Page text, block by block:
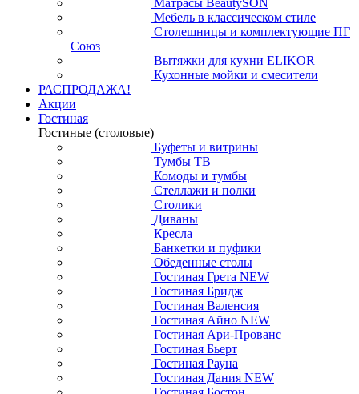
Мебель в классическом стиле
Столешницы и комплектующие ПГ
Союз
Вытяжки для кухни ELIKOR
Кухонные мойки и смесители
РАСПРОДАЖА!
Акции
Гостиная
Гостиные (столовые)
Буфеты и витрины
Тумбы ТВ
Комоды и тумбы
Стеллажи и полки
Столики
Диваны
Кресла
Банкетки и пуфики
Обеденные столы
Гостиная Грета NEW
Гостиная Бридж
Гостиная Валенсия
Гостиная Айно NEW
Гостиная Ари-Прованс
Гостиная Бьерт
Гостиная Рауна
Гостиная Дания NEW